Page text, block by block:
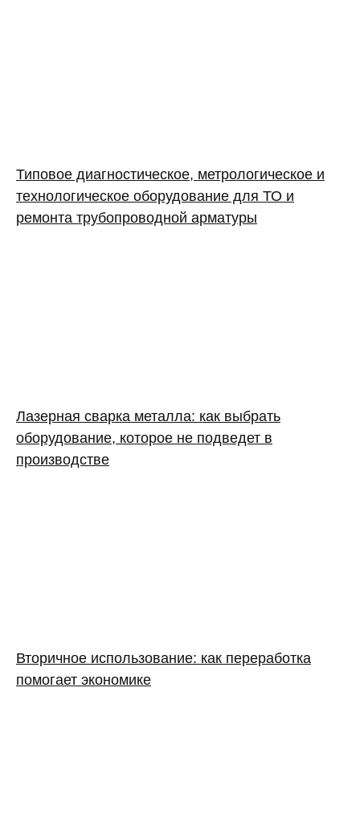
Типовое диагностическое, метрологическое и
технологическое оборудование для ТО и
ремонта трубопроводной арматуры
Лазерная сварка металла: как выбрать
оборудование, которое не подведет в
производстве
Вторичное использование: как переработка
помогает экономике